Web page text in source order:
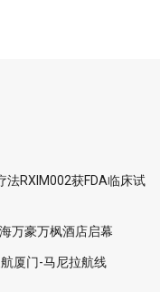
法RXIM002获FDA临床试
万豪万枫酒店启幕
厦门-马尼拉航线